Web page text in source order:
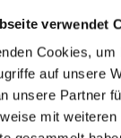
verwendet
Cookies,
auf unsere
unsere Partner
mit